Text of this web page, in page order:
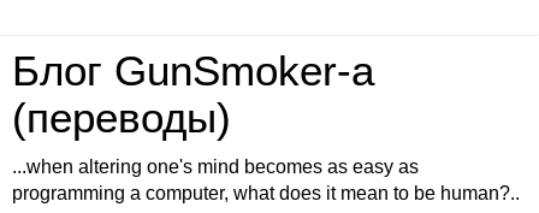
Блог GunSmoker-а
(переводы)
...when altering one's mind becomes as easy as
programming a computer, what does it mean to be human?..